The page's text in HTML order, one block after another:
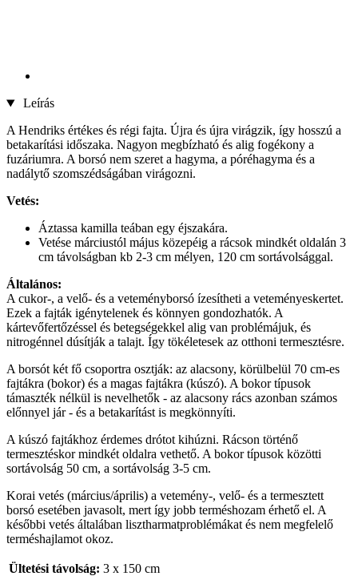
Leírás
A Hendriks értékes és régi fajta. Újra és újra virágzik, így hosszú a
betakarítási időszaka. Nagyon megbízható és alig fogékony a
fuzáriumra. A borsó nem szeret a hagyma, a póréhagyma és a
nadálytő szomszédságában virágozni.
Vetés:
Áztassa kamilla teában egy éjszakára.
Vetése márciustól május közepéig a rácsok mindkét oldalán 3
cm távolságban kb 2-3 cm mélyen, 120 cm sortávolsággal.
Általános:
A cukor-, a velő- és a veteményborsó ízesítheti a veteményeskertet.
Ezek a fajták igénytelenek és könnyen gondozhatók. A
kártevőfertőzéssel és betegségekkel alig van problémájuk, és
nitrogénnel dúsítják a talajt. Így tökéletesek az otthoni termesztésre.
A borsót két fő csoportra osztják: az alacsony, körülbelül 70 cm-es
fajtákra (bokor) és a magas fajtákra (kúszó). A bokor típusok
támaszték nélkül is nevelhetők - az alacsony rács azonban számos
előnnyel jár - és a betakarítást is megkönnyíti.
A kúszó fajtákhoz érdemes drótot kihúzni. Rácson történő
termesztéskor mindkét oldalra vethető. A bokor típusok közötti
sortávolság 50 cm, a sortávolság 3-5 cm.
Korai vetés (március/április) a vetemény-, velő- és a termesztett
borsó esetében javasolt, mert így jobb terméshozam érhető el. A
későbbi vetés általában lisztharmatproblémákat és nem megfelelő
terméshajlamot okoz.
Ültetési távolság: 3 x 150 cm